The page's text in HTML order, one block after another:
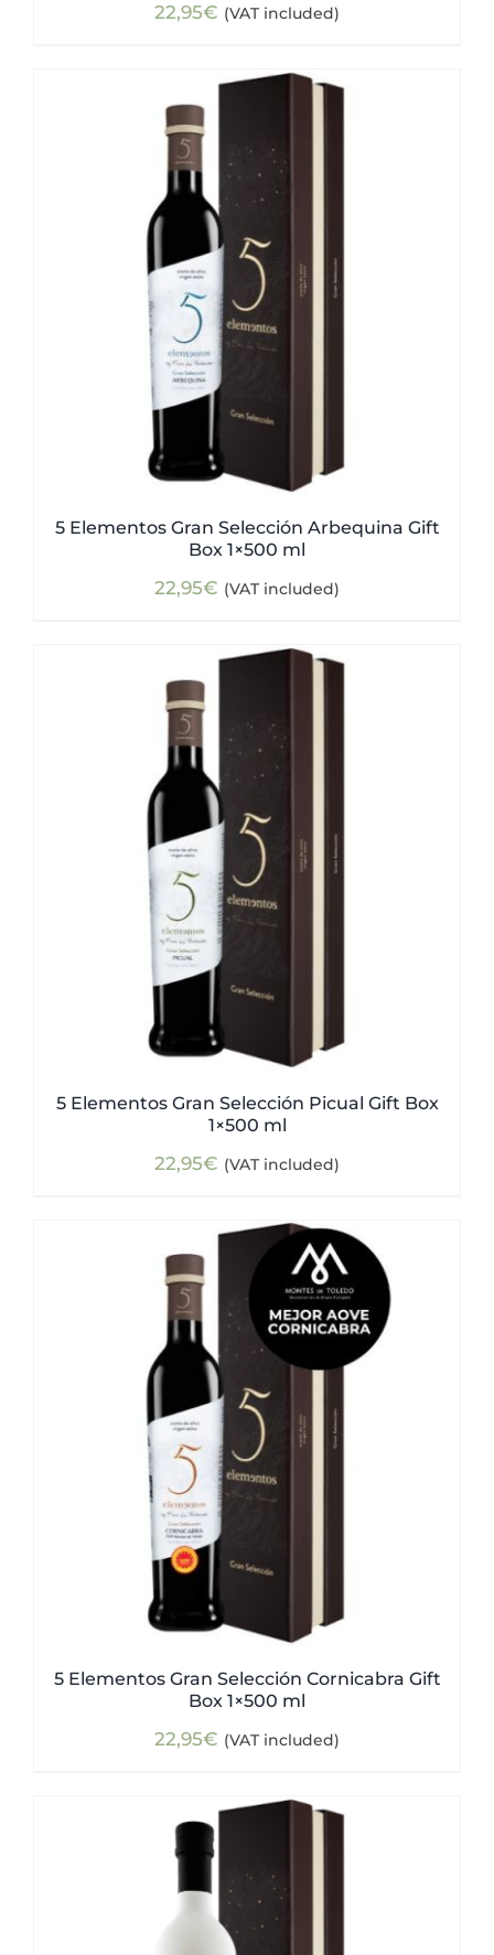
22,95€ (VAT included)
5 Elementos Gran Selección Arbequina Gift
Box 1×500 ml
22,95€ (VAT included)
5 Elementos Gran Selección Picual Gift Box
1×500 ml
22,95€ (VAT included)
5 Elementos Gran Selección Cornicabra Gift
Box 1×500 ml
22,95€ (VAT included)